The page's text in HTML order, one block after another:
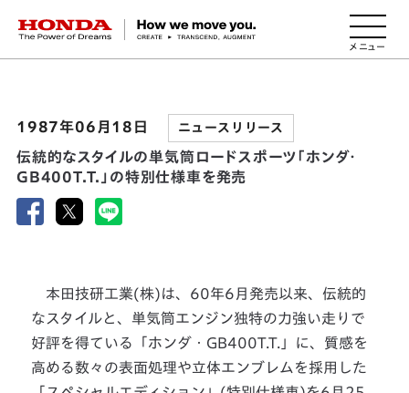
HONDA The Power of Dreams
1987年06月18日 ニュースリリース
伝統的なスタイルの単気筒ロードスポーツ「ホンダ・
GB400T.T.」の特別仕様車を発売
本田技研工業(株)は、60年6月発売以来、伝統的
なスタイルと、単気筒エンジン独特の力強い走りで
好評を得ている「ホンダ・GB400T.T.」に、質感を
高める数々の表面処理や立体エンブレムを採用した